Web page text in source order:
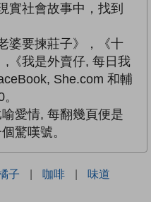
實社會故事中，找到
婆要揀莊子》，《十
,《我是外賣仔, 每日我
She.com 和輔
愛情, 每翻幾頁便是
驚嘆號。
子 | 咖啡 | 味道